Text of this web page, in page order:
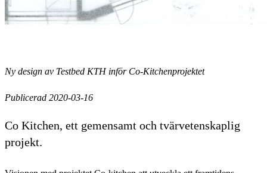
Ny design av Testbed KTH inför Co-Kitchenprojektet
Publicerad 2020-03-16
Co Kitchen, ett gemensamt och tvärvetenskaplig
projekt.